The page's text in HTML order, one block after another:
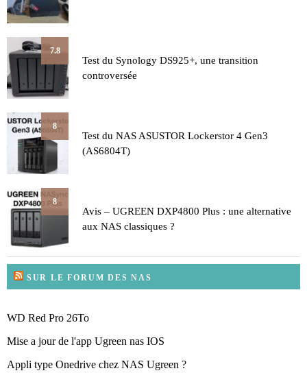
7.8
Test du Synology DS925+, une transition
controversée
8
Test du NAS ASUSTOR Lockerstor 4 Gen3
(AS6804T)
8
Avis – UGREEN DXP4800 Plus : une alternative
aux NAS classiques ?
SUR LE FORUM DES NAS
WD Red Pro 26To
Mise a jour de l'app Ugreen nas IOS
Appli type Onedrive chez NAS Ugreen ?